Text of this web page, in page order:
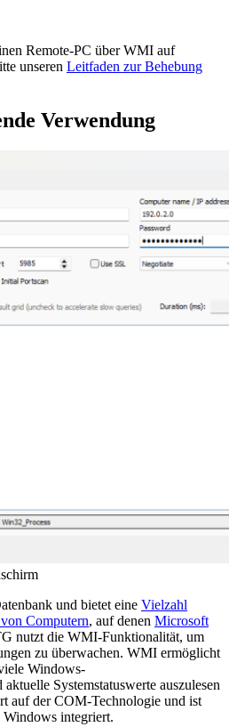
Remote-PC über WMI auf
unseren Leitfaden zur Behebung
Verwendung
und bietet eine Vielzahl
Computern, auf denen Microsoft
nutzt die WMI-Funktionalität, um
zu überwachen. WMI ermöglicht
Windows-
Systemstatuswerte auszulesen
auf der COM-Technologie und ist
integriert.